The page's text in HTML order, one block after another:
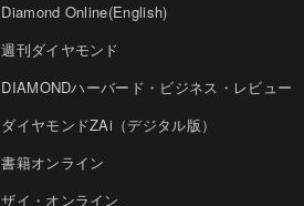
Diamond Online(English)
週刊ダイヤモンド
DIAMONDハーバード・ビジネス・レビュー
ダイヤモンドZAi（デジタル版）
書籍オンライン
ザイ・オンライン